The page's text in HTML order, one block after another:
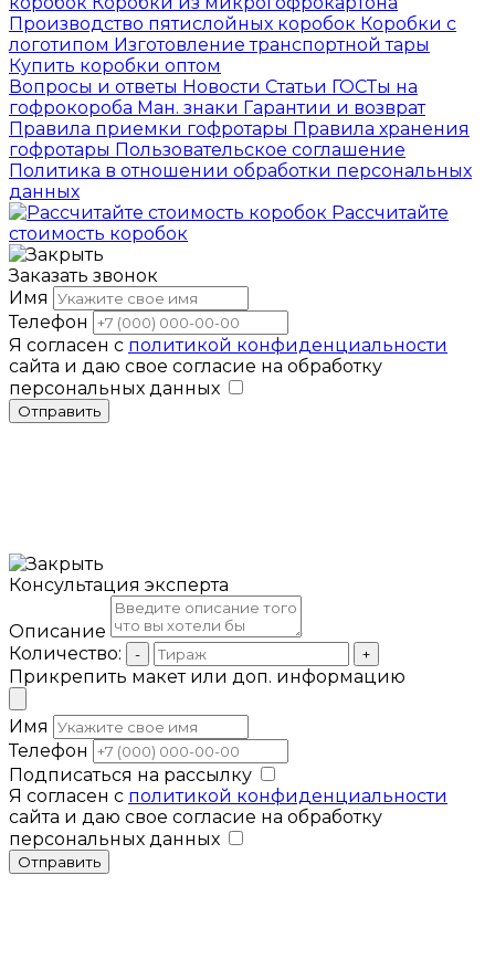
Производство пятислойных коробок Коробки с
логотипом Изготовление транспортной тары
Купить коробки оптом
Вопросы и ответы Новости Статьи ГОСТы на
гофрокороба Ман. знаки Гарантии и возврат
Правила приемки гофротары Правила хранения
гофротары Пользовательское соглашение
Политика в отношении обработки персональных
данных
Рассчитайте
стоимость коробок
Заказать звонок
Имя
Телефон
Я согласен с политикой конфиденциальности
сайта и даю свое согласие на обработку
персональных данных
Отправить
Консультация эксперта
Описание
Количество:
- +
Прикрепить макет или доп. информацию
Имя
Телефон
Подписаться на рассылку
Я согласен с политикой конфиденциальности
сайта и даю свое согласие на обработку
персональных данных
Отправить